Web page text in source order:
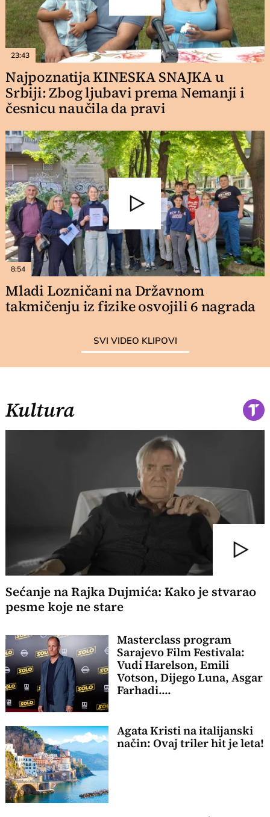
23:43
Najpoznatija KINESKA SNAJKA u
Srbiji: Zbog ljubavi prema Nemanji i
česnicu naučila da pravi
8:54
Mladi Lozničani na Državnom
takmičenju iz fizike osvojili 6 nagrada
SVI VIDEO KLIPOVI
Kultura
Sećanje na Rajka Dujmića: Kako je stvarao
pesme koje ne stare
Masterclass program
Sarajevo Film Festivala:
Vudi Harelson, Emili
Votson, Dijego Luna, Asgar
Farhadi....
Agata Kristi na italijanski
način: Ovaj triler hit je leta!